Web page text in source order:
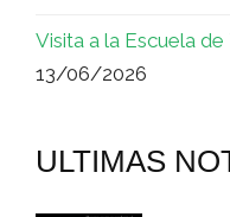
Visita a la Escuela
13/06/2026
ULTIMAS